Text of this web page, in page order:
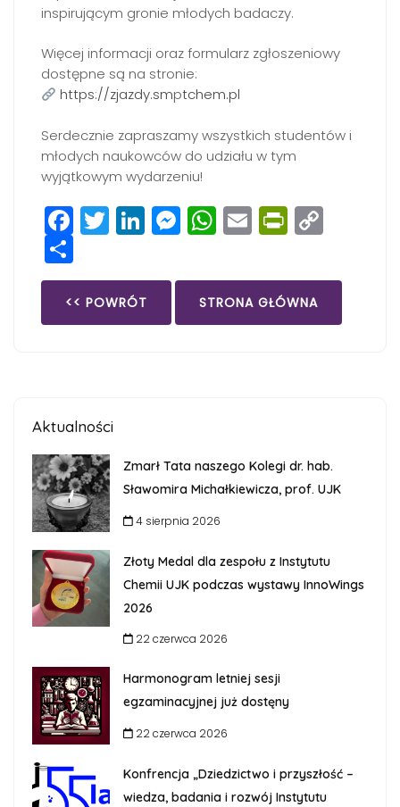
inspirującym gronie młodych badaczy.
Więcej informacji oraz formularz zgłoszeniowy
dostępne są na stronie:
https://zjazdy.smptchem.pl
Serdecznie zapraszamy wszystkich studentów i
młodych naukowców do udziału w tym
wyjątkowym wydarzeniu!
Facebook
Twitter
LinkedIn
Messenger
WhatsApp
Email
Share
<< POWRÓT STRONA GŁÓWNA
Aktualności
Zmarł Tata naszego Kolegi dr. hab.
Sławomira Michałkiewicza, prof. UJK
4 sierpnia 2026
Złoty Medal dla zespołu z Instytutu
Chemii UJK podczas wystawy InnoWings
2026
22 czerwca 2026
Harmonogram letniej sesji
egzaminacyjnej już dostęny
22 czerwca 2026
Konfrencja „Dziedzictwo i przyszłość –
wiedza, badania i rozwój Instytutu